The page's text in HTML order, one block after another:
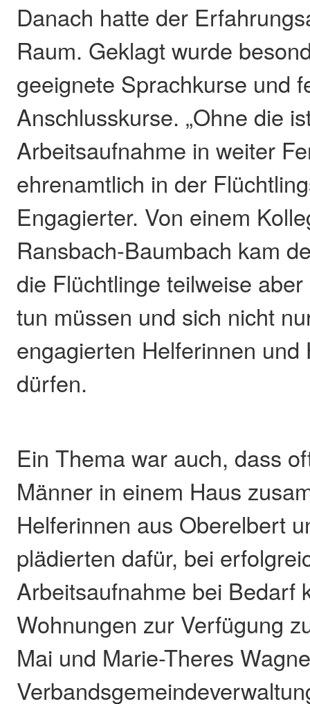
Danach hatte der
Raum. Geklagt wurde
geeignete Sprachkurse und
Anschlusskurse. „Ohne die
Arbeitsaufnahme in weiter
ehrenamtlich in der
Engagierter. Von einem
Ransbach-Baumbach kam
die Flüchtlinge teilweise
tun müssen und sich nicht
engagierten Helferinnen und
dürfen.
Ein Thema war auch, dass
Männer in einem Haus
Helferinnen aus Oberelbert
plädierten dafür, bei
Arbeitsaufnahme bei Bedarf
Wohnungen zur Verfügung
Mai und Marie-Theres